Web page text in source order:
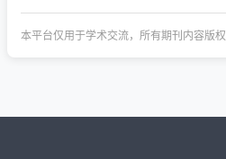
本平台仅用于学术交流，所有期刊内容版